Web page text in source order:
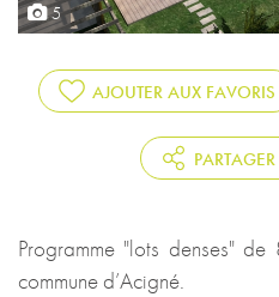
5
AJOUTER AUX FAVORIS
Programme "lots denses"
commune d’Acigné.